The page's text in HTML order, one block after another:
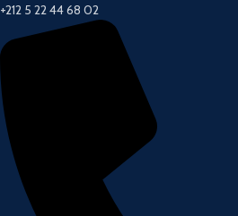
+212 5 22 44 68 02